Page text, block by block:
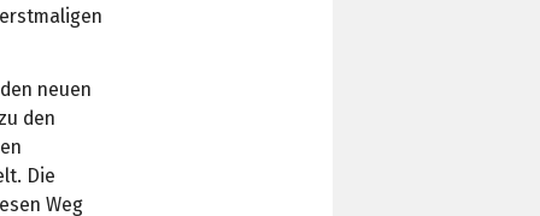
neuen
den
Die
Weg